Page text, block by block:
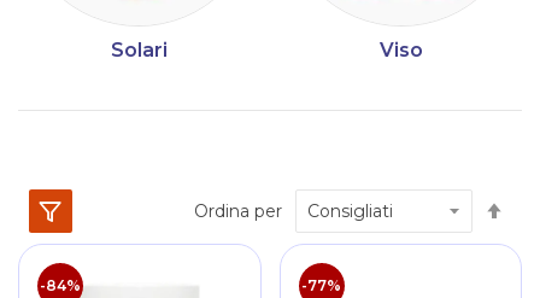
Solari Viso
Ordina per
-84% -77%